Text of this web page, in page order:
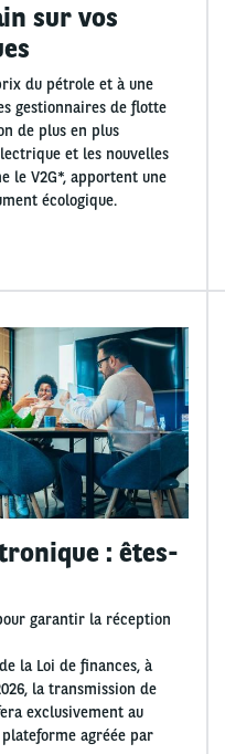
sur vos
du pétrole et à une
gestionnaires de flotte
de plus en plus
et les nouvelles
le V2G*, apportent une
écologique.
: êtes-
garantir la réception
la Loi de finances, à
la transmission de
exclusivement au
agréée par